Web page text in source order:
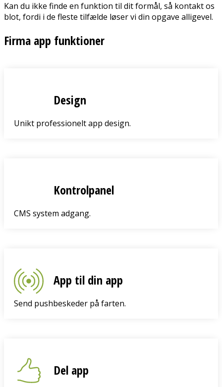
Kan du ikke finde en funktion til dit formål, så kontakt os
blot, fordi i de fleste tilfælde løser vi din opgave alligevel.
Firma app funktioner
Design
Unikt professionelt app design.
Kontrolpanel
CMS system adgang.
App til din app
Send pushbeskeder på farten.
Del app